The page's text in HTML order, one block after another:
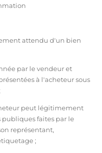
attendu d'un bien
par le vendeur et
à l'acheteur sous
peut légitimement
faites par le
représentant,
;